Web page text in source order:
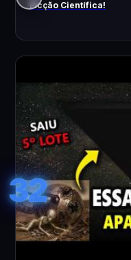
Ficção Científica!
32